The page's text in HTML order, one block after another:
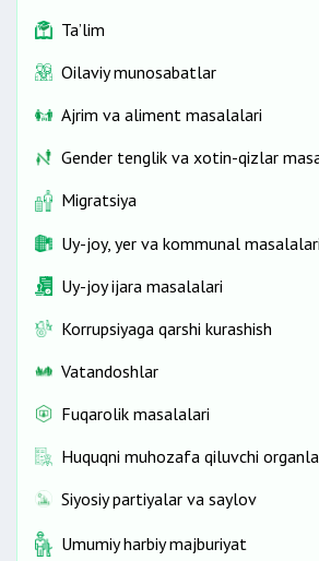
Ta’lim
Oilaviy munosabatlar
Ajrim va aliment masalalari
Gender tenglik va xotin-qizlar
Migratsiya
Uy-joy, yer va kommunal masalalari
Uy-joy ijara masalalari
Korrupsiyaga qarshi kurashish
Vatandoshlar
Fuqarolik masalalari
Huquqni muhozafa qiluvchi
Siyosiy partiyalar va saylov
Umumiy harbiy majburiyat